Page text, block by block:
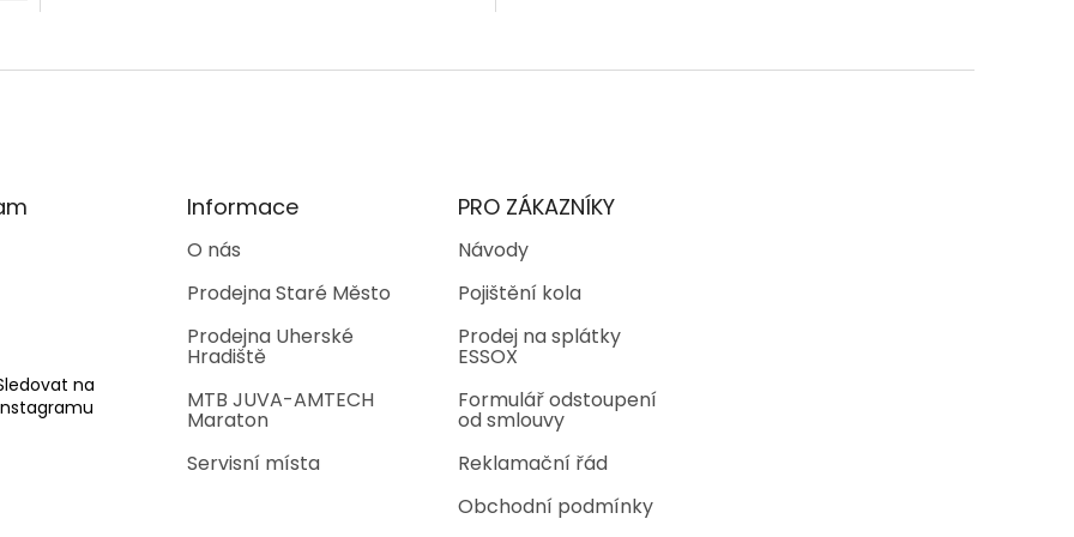
v
í
k
v
p
i
s
u
na
Informace
O nás
Prodejna Staré Město
Prodejna Uherské
Hradiště
MTB JUVA-AMTECH
Maraton
Servisní místa
PRO ZÁKAZNÍKY
Návody
Pojištění kola
Prodej na splátky
ESSOX
Formulář odstoupení
od smlouvy
Reklamační řád
Obchodní podmínky